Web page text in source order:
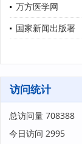
万方医学网
国家新闻出版署
访问统计
总访问量 708388
今日访问 2995